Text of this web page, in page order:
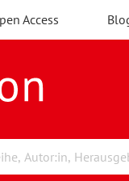
Access